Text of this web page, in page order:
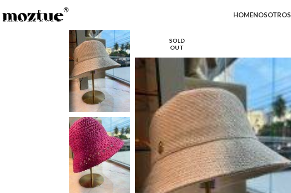
Saltar a la navegación
Saltar al contenido principal
HOMENOSOTROS
SOLD
OUT